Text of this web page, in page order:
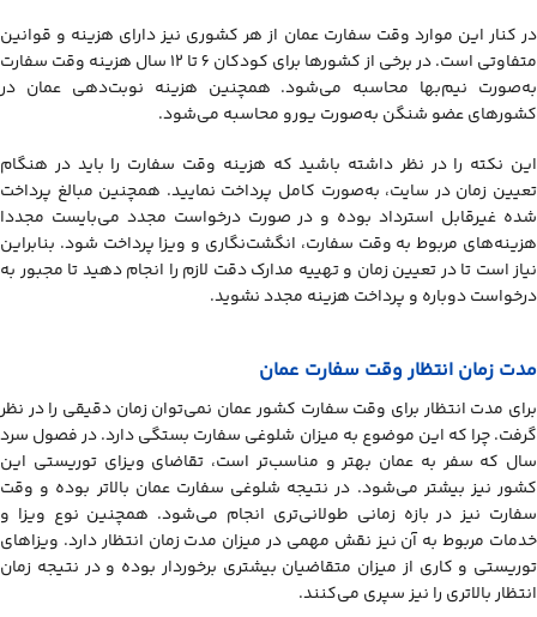
در کنار این موارد وقت سفارت عمان از هر کشوری نیز دارای هزینه و قوانین
متفاوتی است. در برخی از کشورها برای کودکان 6 تا 12 سال هزینه وقت سفارت
به‌صورت نیم‌بها محاسبه می‌شود. همچنین هزینه‌ نوبت‌دهی عمان در
کشورهای عضو شنگن به‌صورت یورو محاسبه می‌شود.
این نکته را در نظر داشته باشید که هزینه وقت سفارت را باید در هنگام
تعیین زمان در سایت، به‌صورت کامل پرداخت نمایید. همچنین مبالغ پرداخت
شده غیرقابل استرداد بوده و در صورت درخواست مجدد می‌بایست مجددا
هزینه‌های مربوط به وقت سفارت، انگشت‌نگاری و ویزا پرداخت شود. بنابراین
نیاز است تا در تعیین زمان و تهییه مدارک دقت لازم را انجام دهید تا مجبور به
درخواست دوباره و پرداخت هزینه مجدد نشوید.
مدت زمان انتظار وقت سفارت عمان
برای مدت انتظار برای وقت سفارت کشور عمان نمی‌توان زمان دقیقی را در نظر
گرفت. چرا که این موضوع به میزان شلوغی سفارت بستگی دارد. در فصول سرد
سال که سفر به عمان بهتر و مناسب‌تر است، تقاضای ویزای توریستی این
کشور نیز بیشتر می‌شود. در نتیجه شلوغی سفارت عمان بالاتر بوده و وقت
سفارت نیز در بازه زمانی طولانی‌تری انجام می‌شود. همچنین نوع ویزا و
خدمات مربوط به آن نیز نقش مهمی در میزان مدت زمان انتظار دارد. ویزاهای
توریستی و کاری از میزان متقاضیان بیشتری برخوردار بوده و در نتیجه زمان
انتظار بالاتری را نیز سپری می‌کنند.